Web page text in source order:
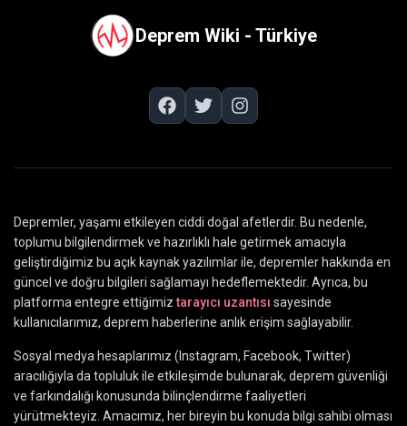
Deprem Wiki - Türkiye
Depremler, yaşamı etkileyen ciddi doğal afetlerdir. Bu nedenle,
toplumu bilgilendirmek ve hazırlıklı hale getirmek amacıyla
geliştirdiğimiz bu açık kaynak yazılımlar ile, depremler hakkında en
güncel ve doğru bilgileri sağlamayı hedeflemektedir. Ayrıca, bu
platforma entegre ettiğimiz tarayıcı uzantısı sayesinde
kullanıcılarımız, deprem haberlerine anlık erişim sağlayabilir.
Sosyal medya hesaplarımız (Instagram, Facebook, Twitter)
aracılığıyla da topluluk ile etkileşimde bulunarak, deprem güvenliği
ve farkındalığı konusunda bilinçlendirme faaliyetleri
yürütmekteyiz. Amacımız, her bireyin bu konuda bilgi sahibi olması